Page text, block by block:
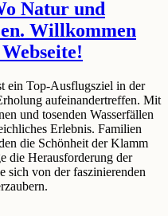
Natur und
Willkommen
Webseite!
ein Top-Ausflugsziel in der
aufeinandertreffen. Mit
und tosenden Wasserfällen
Erlebnis. Familien
die Schönheit der Klamm
die Herausforderung der
sich von der faszinierenden